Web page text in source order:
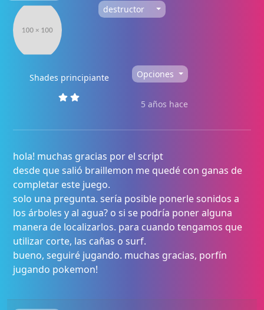
destructor
Shades principiante Opciones
5 años hace
hola! muchas gracias por el script
desde que salió braillemon me quedé con ganas de
completar este juego.
solo una pregunta. sería posible ponerle sonidos a
los árboles y al agua? o si se podría poner alguna
manera de localizarlos. para cuando tengamos que
utilizar corte, las cañas o surf.
bueno, seguiré jugando. muchas gracias, porfín
jugando pokemon!